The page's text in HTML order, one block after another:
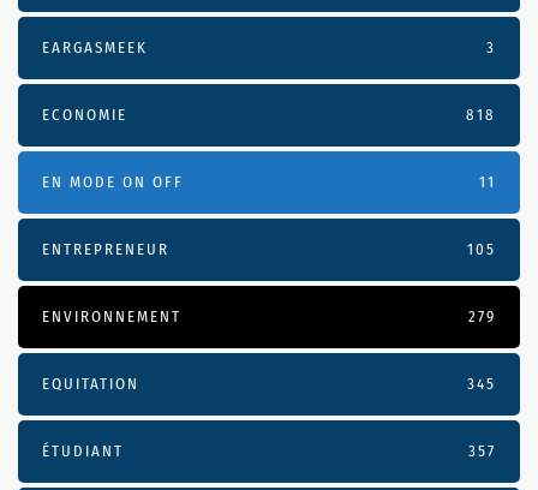
EARGASMEEK 3
ECONOMIE 818
EN MODE ON OFF 11
ENTREPRENEUR 105
ENVIRONNEMENT 279
EQUITATION 345
ÉTUDIANT 357